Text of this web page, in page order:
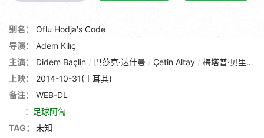
别名：
Oflu Hodja's Code
导演：
Adem Kılıç
主演：
Didem Baçlin / 巴莎克·达什曼 / Çetin Altay / 梅塔普·贝里 /
上映：
2014-10-31(土耳其)
备注：
WEB-DL
：足球阿訇
TAG：
未知